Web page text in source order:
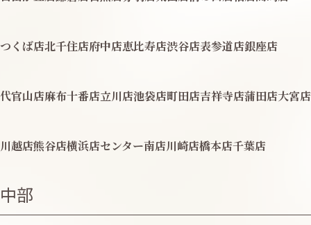
つくば店北千住店府中店恵比寿店渋谷店表参道店銀座店
代官山店麻布十番店立川店池袋店町田店吉祥寺店蒲田店大宮店
川越店熊谷店横浜店センター南店川崎店橋本店千葉店
中部